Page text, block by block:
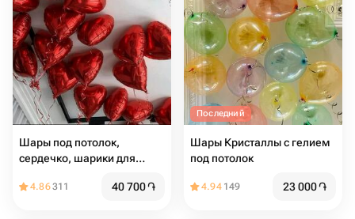
Шары под потолок,
сердечко, шарики для
4.86311 40 700֏
Последний
Шары Кристаллы с гелием
под потолок
4.94 149 23 000֏